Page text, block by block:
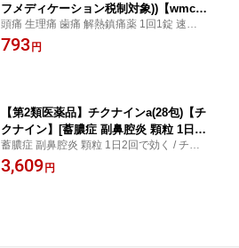
フメディケーション税制対象))【wmc_
7】【ロキソニン】[頭痛 生理痛 歯痛 解
熱鎮痛薬 1回1錠 速く効く]
頭痛 生理痛 歯痛 解熱鎮痛薬 1回1錠 速く効
く / ロキソニン / ロキソニンS
793円
【第2類医薬品】チクナインa(28包)【チ
クナイン】[蓄膿症 副鼻腔炎 顆粒 1日2
回で効く]
蓄膿症 副鼻腔炎 顆粒 1日2回で効く / チクナ
イン / チクナインa
3,609円